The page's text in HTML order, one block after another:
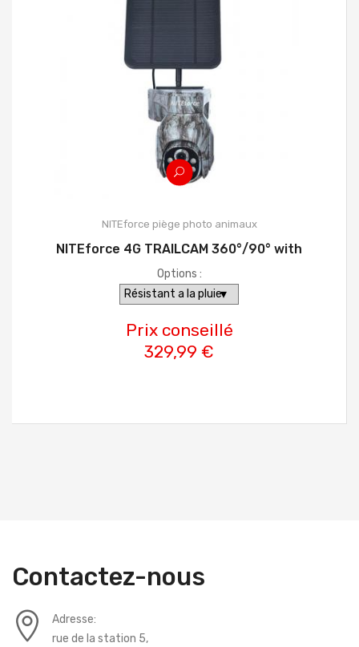
NITEforce piège photo animaux
NITEforce 4G TRAILCAM 360°/90° with
Options :
Prix conseillé
329,99 €
Contactez-nous
Adresse:
rue de la station 5,